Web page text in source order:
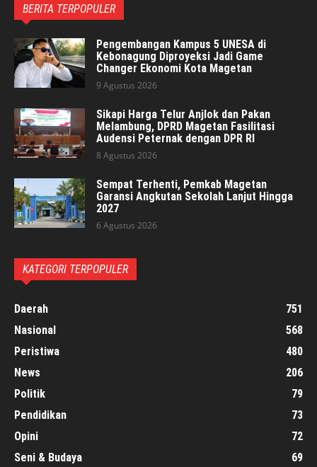
BERITA TERPOPULER
Pengembangan Kampus 5 UNESA di
Kebonagung Diproyeksi Jadi Game
Changer Ekonomi Kota Magetan
9 Agustus 2026
Sikapi Harga Telur Anjlok dan Pakan
Melambung, DPRD Magetan Fasilitasi
Audensi Peternak dengan DPR RI
8 Agustus 2026
Sempat Terhenti, Pemkab Magetan
Garansi Angkutan Sekolah Lanjut Hingga
2027
6 Agustus 2026
KATEGORI TERPOPULER
Daerah
751
Nasional
568
Peristiwa
480
News
206
Politik
79
Pendidikan
73
Opini
72
Seni & Budaya
69